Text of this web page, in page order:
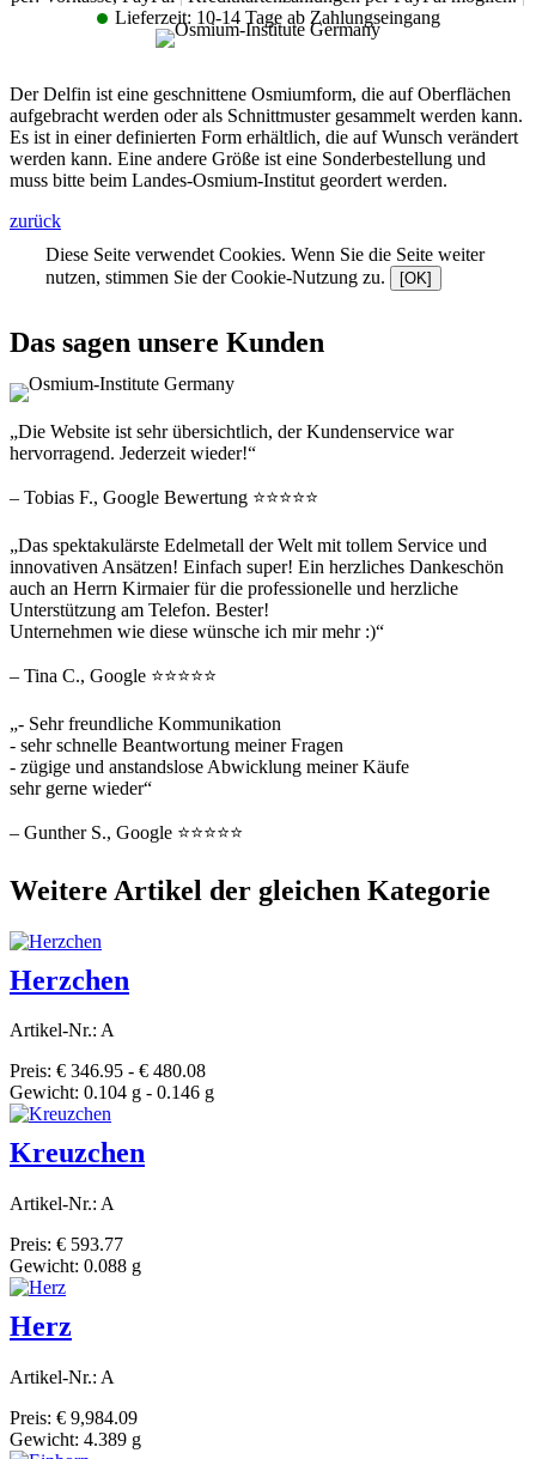
Lieferzeit: 10-14 Tage ab Zahlungseingang
Der Delfin ist eine geschnittene Osmiumform, die auf Oberflächen
aufgebracht werden oder als Schnittmuster gesammelt werden kann.
Es ist in einer definierten Form erhältlich, die auf Wunsch verändert
werden kann. Eine andere Größe ist eine Sonderbestellung und
muss bitte beim Landes-Osmium-Institut geordert werden.
zurück
Diese Seite verwendet Cookies. Wenn Sie die Seite weiter
nutzen, stimmen Sie der Cookie-Nutzung zu.
[OK]
Das sagen unsere Kunden
„Die Website ist sehr übersichtlich, der Kundenservice war
hervorragend. Jederzeit wieder!“
– Tobias F., Google Bewertung ⭐⭐⭐⭐⭐
„Das spektakulärste Edelmetall der Welt mit tollem Service und
innovativen Ansätzen! Einfach super! Ein herzliches Dankeschön
auch an Herrn Kirmaier für die professionelle und herzliche
Unterstützung am Telefon. Bester!
Unternehmen wie diese wünsche ich mir mehr :)“
– Tina C., Google ⭐⭐⭐⭐⭐
„- Sehr freundliche Kommunikation
- sehr schnelle Beantwortung meiner Fragen
- zügige und anstandslose Abwicklung meiner Käufe
sehr gerne wieder“
– Gunther S., Google ⭐⭐⭐⭐⭐
Weitere Artikel der gleichen Kategorie
Herzchen
Artikel-Nr.: A
Preis: € 346.95 - € 480.08
Gewicht: 0.104 g - 0.146 g
Kreuzchen
Artikel-Nr.: A
Preis: € 593.77
Gewicht: 0.088 g
Herz
Artikel-Nr.: A
Preis: € 9,984.09
Gewicht: 4.389 g